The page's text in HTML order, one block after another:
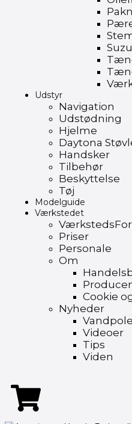
Udstyr
Navigation
Udstødning
Hjelme
Daytona
Handsker
Tilbehør
Beskyttelse
Tøj
Modelguide
Værkstedet
Priser
Personale
Om
Cookie
Nyheder
Videoer
Tips
Viden